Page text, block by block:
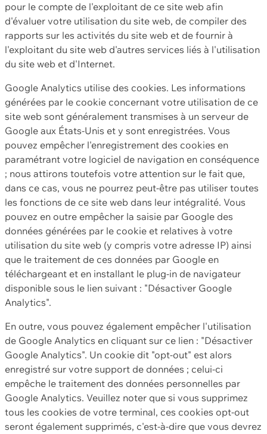
pour le compte de l'exploitant de ce site web afin
d'évaluer votre utilisation du site web, de compiler des
rapports sur les activités du site web et de fournir à
l'exploitant du site web d'autres services liés à l'utilisation
du site web et d'Internet.
Google Analytics utilise des cookies. Les informations
générées par le cookie concernant votre utilisation de ce
site web sont généralement transmises à un serveur de
Google aux États-Unis et y sont enregistrées. Vous
pouvez empêcher l'enregistrement des cookies en
paramétrant votre logiciel de navigation en conséquence
; nous attirons toutefois votre attention sur le fait que,
dans ce cas, vous ne pourrez peut-être pas utiliser toutes
les fonctions de ce site web dans leur intégralité. Vous
pouvez en outre empêcher la saisie par Google des
données générées par le cookie et relatives à votre
utilisation du site web (y compris votre adresse IP) ainsi
que le traitement de ces données par Google en
téléchargeant et en installant le plug-in de navigateur
disponible sous le lien suivant : "Désactiver Google
Analytics".
En outre, vous pouvez également empêcher l'utilisation
de Google Analytics en cliquant sur ce lien : "Désactiver
Google Analytics". Un cookie dit "opt-out" est alors
enregistré sur votre support de données ; celui-ci
empêche le traitement des données personnelles par
Google Analytics. Veuillez noter que si vous supprimez
tous les cookies de votre terminal, ces cookies opt-out
seront également supprimés, c'est-à-dire que vous devrez